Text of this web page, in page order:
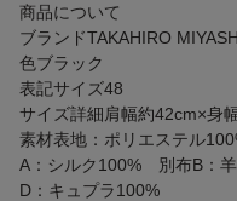
商品について
ブランドTAKAHIRO
色ブラック
表記サイズ48
サイズ詳細肩幅約42cm×身
素材表地：ポリエステル
A：シルク100% 別布B：
D：キュプラ100%